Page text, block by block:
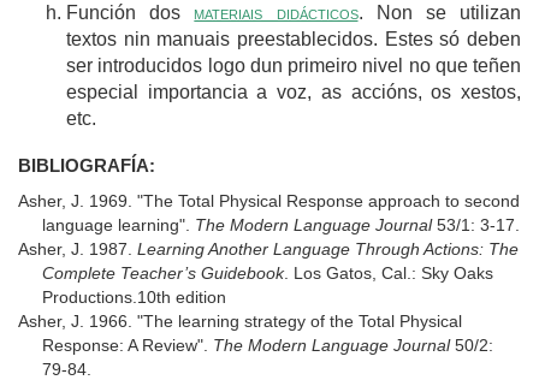
Función dos materiais didácticos. Non se utilizan
textos nin manuais preestablecidos. Estes só deben
ser introducidos logo dun primeiro nivel no que teñen
especial importancia a voz, as accións, os xestos,
etc.
BIBLIOGRAFÍA:
Asher, J. 1969. "The Total Physical Response approach to second
language learning". The Modern Language Journal53/1: 3-17.
Asher, J. 1987. Learning Another Language Through Actions: The
Complete Teacher’s Guidebook. Los Gatos, Cal.: Sky Oaks
Productions.10th edition
Asher, J. 1966. "The learning strategy of the Total Physical
Response: A Review". The Modern Language Journal50/2:
79-84.